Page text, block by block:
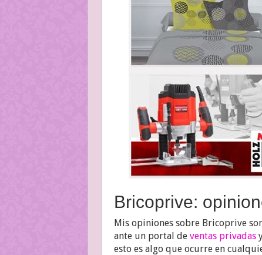
Bricoprive:
Mis opiniones sobre Bricoprive
ante un portal de ventas privadas
esto es algo que ocurre en